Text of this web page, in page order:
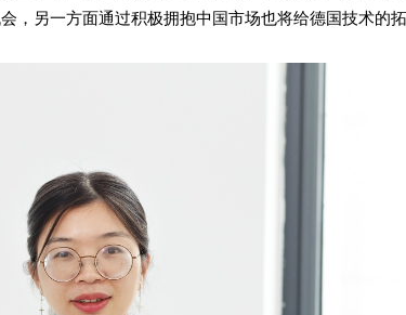
，另一方面通过积极拥抱中国市场也将给德国技术的